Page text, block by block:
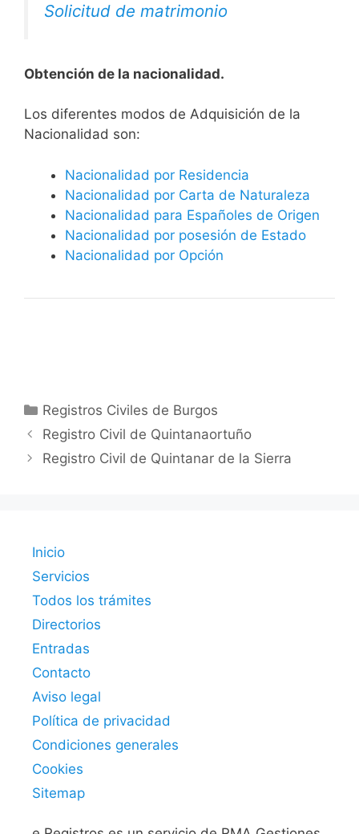
Solicitud de matrimonio
Obtención de la nacionalidad.
​​​Los diferentes modos de Adquisición de la
Nacionalidad son:
Nacionalidad por Residencia
Nacionalidad por Carta de Naturaleza
Nacionalidad para Españoles de Origen
Nacionalidad por posesión de Estado
Nacionalidad por Opción
Categorías
Registros Civiles de Burgos
Registro Civil de Quintanaortuño
Registro Civil de Quintanar de la Sierra
Inicio
Servicios
Todos los trámites
Directorios
Entradas
Contacto
Aviso legal
Política de privacidad
Condiciones generales
Cookies
Sitemap